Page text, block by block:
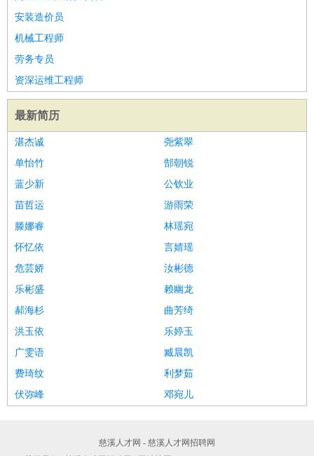
安装造价员
机械工程师
劳务专员
资深运维工程师
最新简历
湛杰诚
尧紫翠
单怡竹
郜朝锐
蓝少新
公钦业
苗哲运
游雨荣
滕娜睿
林瑶宛
怀忆依
言婧瑶
危芸娇
汝彬德
乐彬盛
赖幽龙
郝海杉
曲芳绮
洪玉依
乐婷玉
广雯语
臧晨凯
费琦纹
利梦茹
伏弥峰
邓宛儿
慈溪人才网 - 慈溪人才网招聘网